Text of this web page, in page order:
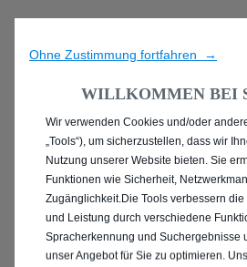
ENTDECKEN
ANGEBOTE
Ohne Zustimmung fortfahren →
WILLKOMMEN BEI
Wir verwenden Cookies und/oder
„Tools“), um sicherzustellen, dass wir
Nutzung unserer Website bieten. Sie
Funktionen wie Sicherheit,
Zugänglichkeit.Die Tools verbessern
und Leistung durch verschiedene
Spracherkennung und Suchergebnisse
unser Angebot für Sie zu optimieren.